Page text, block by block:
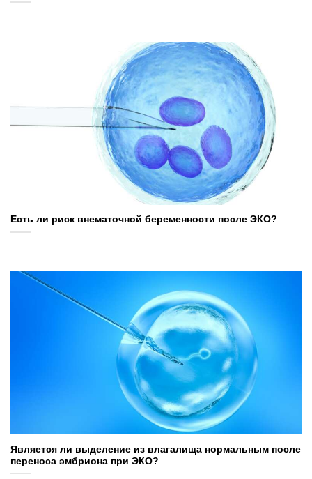
Есть ли риск внематочной беременности после ЭКО?
Является ли выделение из влагалища нормальным после
переноса эмбриона при ЭКО?